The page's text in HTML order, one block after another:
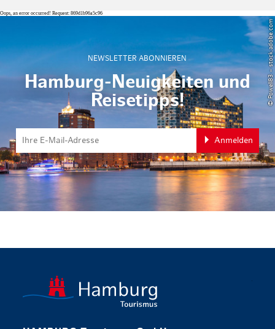
Oops, an error occurred! Request: 869d1b96a5c96
NEWSLETTER ABONNIEREN
Hamburg-Neuigkeiten und
Reisetipps!
Anmelden
© Powell83 – stock.adobe.com